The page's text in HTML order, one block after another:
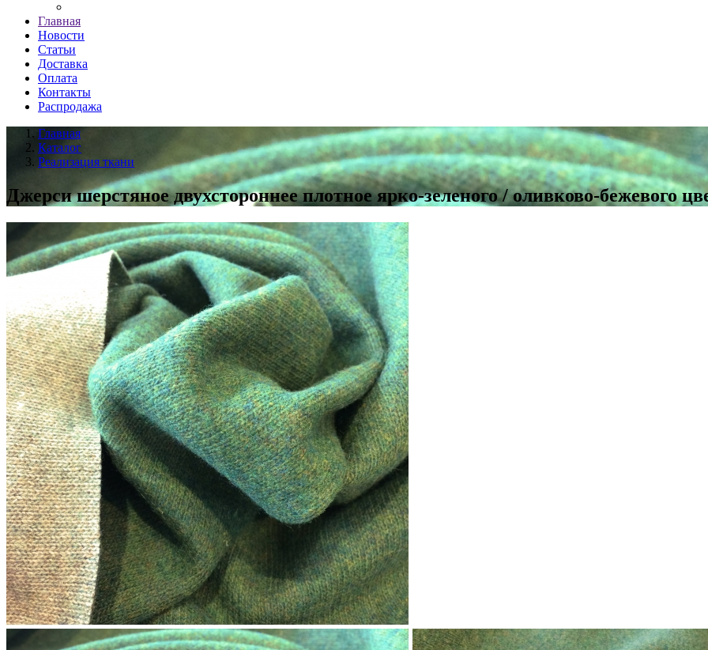
Главная
Новости
Статьи
Доставка
Оплата
Контакты
Распродажа
Главная
Каталог
Реализация ткани
Джерси шерстяное двухстороннее плотное ярко-зеленого / оливково-бежевого